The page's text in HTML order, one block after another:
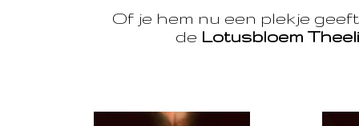
Of je hem nu een plekje
de Lotusbloem